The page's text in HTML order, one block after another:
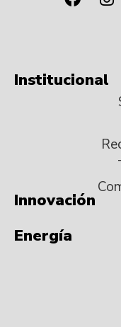
Institucional
Innovación
Energía